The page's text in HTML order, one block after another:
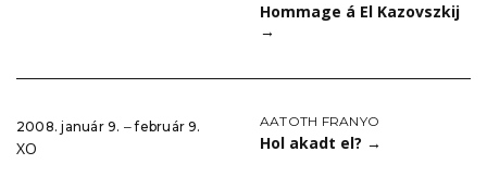
Hommage á El Kazovszkij
→
2008. január 9. ‒ február 9.
XO
AATOTH FRANYO
Hol akadt el? →